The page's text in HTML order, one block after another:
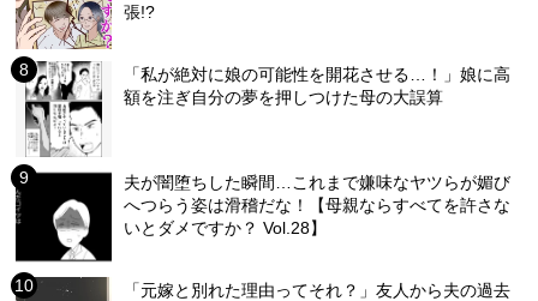
張!?
「私が絶対に娘の可能性を開花させる…！」娘に高
額を注ぎ自分の夢を押しつけた母の大誤算
夫が闇堕ちした瞬間…これまで嫌味なヤツらが媚び
へつらう姿は滑稽だな！【母親ならすべてを許さな
いとダメですか？ Vol.28】
「元嫁と別れた理由ってそれ？」友人から夫の過去